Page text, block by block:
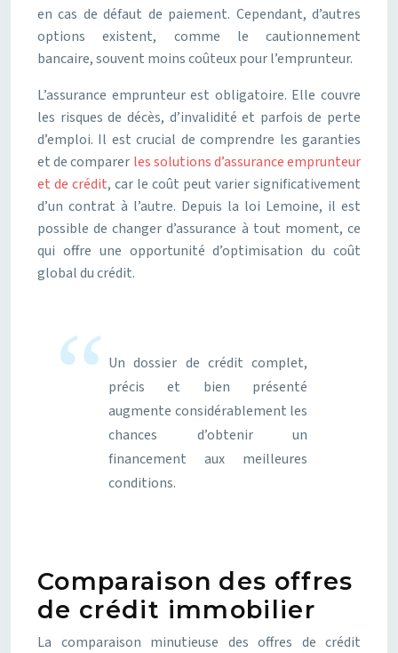
en cas de défaut de paiement. Cependant, d’autres
options existent, comme le cautionnement
bancaire, souvent moins coûteux pour l’emprunteur.
L’assurance emprunteur est obligatoire. Elle couvre
les risques de décès, d’invalidité et parfois de perte
d’emploi. Il est crucial de comprendre les garanties
et de comparer les solutions d’assurance emprunteur
et de crédit, car le coût peut varier significativement
d’un contrat à l’autre. Depuis la loi Lemoine, il est
possible de changer d’assurance à tout moment, ce
qui offre une opportunité d’optimisation du coût
global du crédit.
Un dossier de crédit complet,
précis et bien présenté
augmente considérablement les
chances d’obtenir un
financement aux meilleures
conditions.
Comparaison des offres
de crédit immobilier
La comparaison minutieuse des offres de crédit